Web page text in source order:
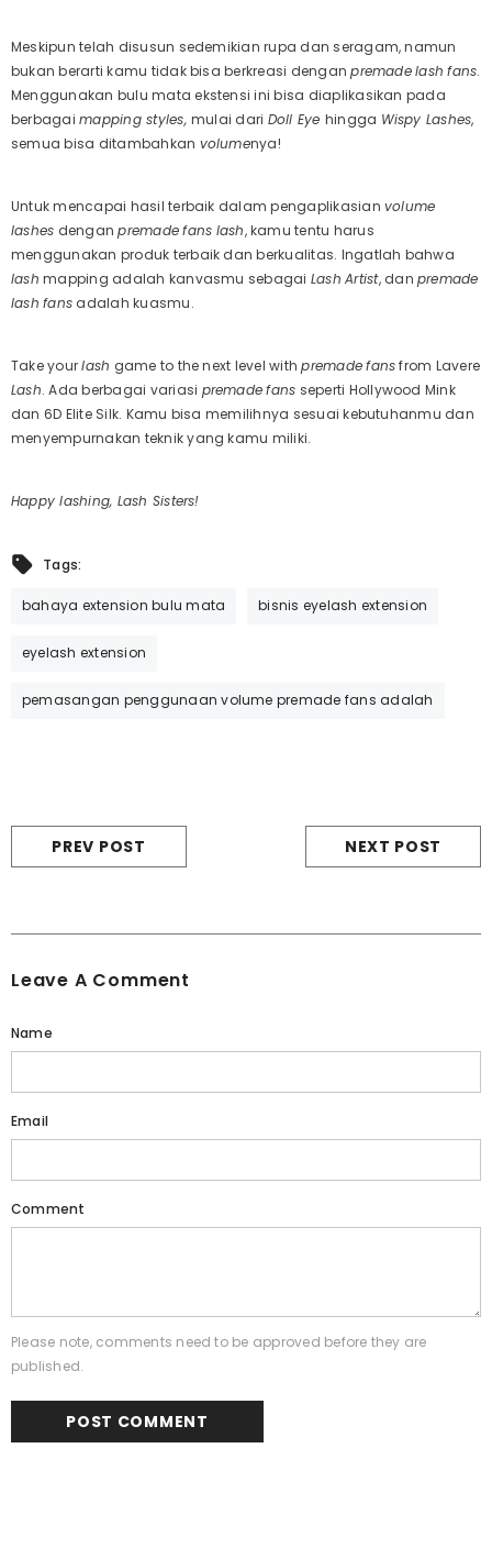
Meskipun telah disusun sedemikian rupa dan seragam, namun
bukan berarti kamu tidak bisa berkreasi denganpremadelash fans.
Menggunakan bulu mata ekstensi ini bisa diaplikasikan pada
berbagaimapping styles,mulai dari Doll Eye hingga Wispy Lashes,
semua bisa ditambahkan volumenya!
Untuk mencapai hasil terbaik dalam pengaplikasian volume
lashes denganpremadefans lash, kamu tentu harus
menggunakan produk terbaik dan berkualitas. Ingatlah bahwa
lash mapping adalah kanvasmu sebagai Lash Artist, danpremade
lash fans adalah kuasmu.
Take yourlash game to the next level withpremadefansfrom Lavere
Lash. Ada berbagai variasi premade fans seperti Hollywood Mink
dan 6D Elite Silk. Kamu bisa memilihnya sesuai kebutuhanmu dan
menyempurnakan teknik yang kamu miliki.
Happy lashing, Lash Sisters!
Tags:
bahaya extension bulu mata bisnis eyelash extension
eyelash extension
pemasangan penggunaan volume premade fans adalah
PREV POST NEXT POST
Leave A Comment
Name
Email
Comment
Please note, comments need to be approved before they are
published.